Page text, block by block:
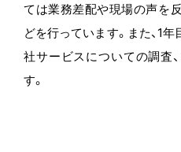
ては業務差配や現場の声を
どを行っています。また、1
社サービスについての調査
す。